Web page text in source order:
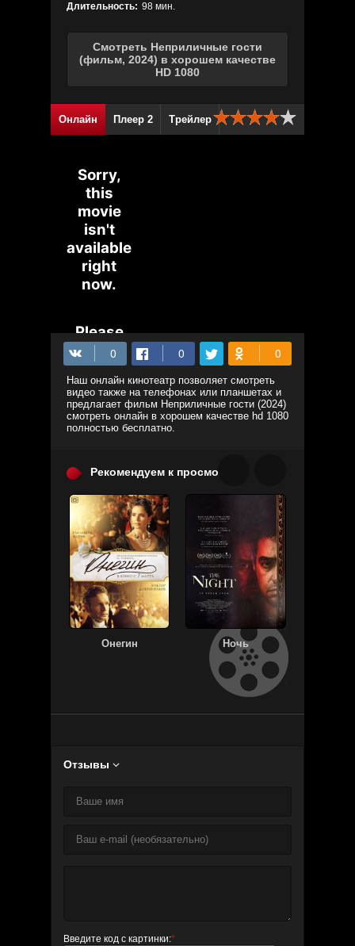
Длительность: 98 мин.
Смотреть Неприличные гости
(фильм, 2024) в хорошем качестве
HD 1080
Онлайн Плеер 2 Трейлер
Наш онлайн кинотеатр позволяет смотреть
видео также на телефонах или планшетах и
предлагает фильм Неприличные гости (2024)
смотреть онлайн в хорошем качестве hd 1080
полностью бесплатно.
Рекомендуем к просмотру:
Онегин Ночь
Отзывы 
Введите код с картинки:*